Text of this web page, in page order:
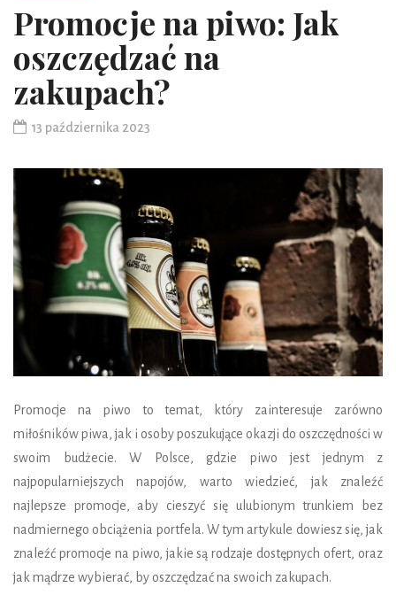
Promocje na piwo: Jak
oszczędzać na
zakupach?
13 października 2023
Promocje na piwo to temat, który zainteresuje zarówno
miłośników piwa, jak i osoby poszukujące okazji do oszczędności w
swoim budżecie. W Polsce, gdzie piwo jest jednym z
najpopularniejszych napojów, warto wiedzieć, jak znaleźć
najlepsze promocje, aby cieszyć się ulubionym trunkiem bez
nadmiernego obciążenia portfela. W tym artykule dowiesz się, jak
znaleźć promocje na piwo, jakie są rodzaje dostępnych ofert, oraz
jak mądrze wybierać, by oszczędzać na swoich zakupach.